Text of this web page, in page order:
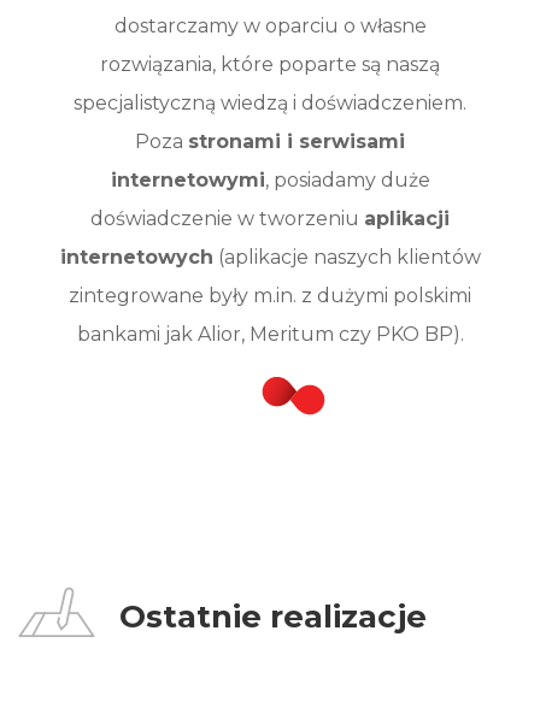
dostarczamy w oparciu o własne
rozwiązania, które poparte są naszą
specjalistyczną wiedzą i doświadczeniem.
Poza stronami i serwisami
internetowymi, posiadamy duże
doświadczenie w tworzeniu aplikacji
internetowych (aplikacje naszych klientów
zintegrowane były m.in. z dużymi polskimi
bankami jak Alior, Meritum czy PKO BP).
Ostatnie realizacje